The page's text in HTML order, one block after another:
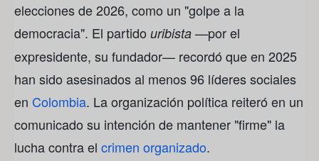
elecciones de 2026, como un "golpe a la
democracia". El partido uribista —por el
expresidente, su fundador— recordó que en 2025
han sido asesinados al menos 96 líderes sociales
en Colombia. La organización política reiteró en un
comunicado su intención de mantener "firme" la
lucha contra el crimen organizado.